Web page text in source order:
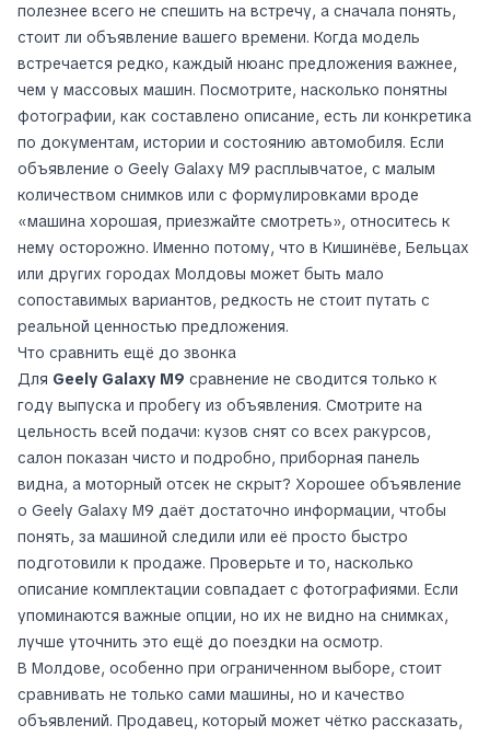
полезнее всего не спешить на встречу, а сначала понять,
стоит ли объявление вашего времени. Когда модель
встречается редко, каждый нюанс предложения важнее,
чем у массовых машин. Посмотрите, насколько понятны
фотографии, как составлено описание, есть ли конкретика
по документам, истории и состоянию автомобиля. Если
объявление о Geely Galaxy M9 расплывчатое, с малым
количеством снимков или с формулировками вроде
«машина хорошая, приезжайте смотреть», относитесь к
нему осторожно. Именно потому, что в Кишинёве, Бельцах
или других городах Молдовы может быть мало
сопоставимых вариантов, редкость не стоит путать с
реальной ценностью предложения.
Что сравнить ещё до звонка
Для Geely Galaxy M9 сравнение не сводится только к
году выпуска и пробегу из объявления. Смотрите на
цельность всей подачи: кузов снят со всех ракурсов,
салон показан чисто и подробно, приборная панель
видна, а моторный отсек не скрыт? Хорошее объявление
о Geely Galaxy M9 даёт достаточно информации, чтобы
понять, за машиной следили или её просто быстро
подготовили к продаже. Проверьте и то, насколько
описание комплектации совпадает с фотографиями. Если
упоминаются важные опции, но их не видно на снимках,
лучше уточнить это ещё до поездки на осмотр.
В Молдове, особенно при ограниченном выборе, стоит
сравнивать не только сами машины, но и качество
объявлений. Продавец, который может чётко рассказать,